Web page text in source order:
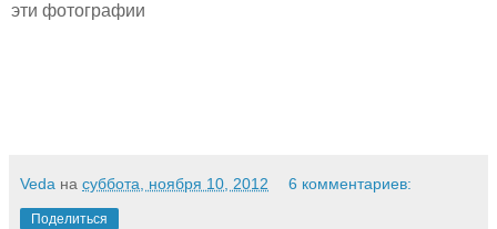
эти фотографии
Veda на суббота, ноября 10, 2012 6 комментариев:
Поделиться